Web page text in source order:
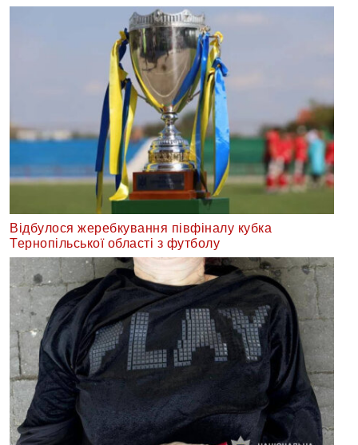
Відбулося жеребкування півфіналу кубка
Тернопільської області з футболу